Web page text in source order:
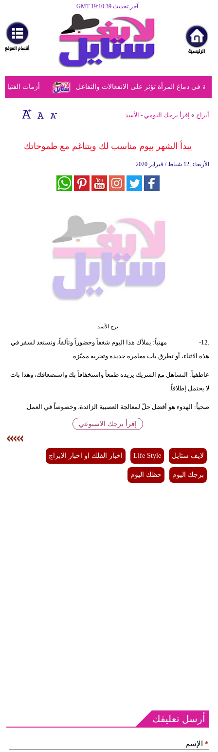
آخر تحديث GMT 19:10:39
مرأة
أزياء
أزياء
إسلامية
أزمات الفتيات دماغ المرأة تؤثر على الانفعالات والتفاعل
أبراج » إقرأ برجك اليومي - الأسد
يبدأ الشهر بيوم مناسب لك ويتناغم مع طموحاتك
الأربعاء ,12 شباط / فبراير 2020
برج الأسد
.12- مهنياً: يملأك هذا اليوم شغفاً وحضوراً وتألقاً، وتستعد لسفر في
هذه الاثناء، أو تطرق باب مغامرة جديدة وتجربة مميّزة
عاطفياً: التساهل مع الشريك يزيده طمعاً واستخفافاً بك واستضعافك، وهذا بات
لا يحتمل إطلاقاً.
صحياً: الهدوء هو أفضل حلّ لمعالجة العصبية الزائدة، وخصوصاً في العمل.
إقرأ برجك الاسبوعي
لايف ستايل Life Style اخبار الفلك او اخبار الابراج
برجك اليوم حظك اليوم
أرسل تعليقك
الإسم *